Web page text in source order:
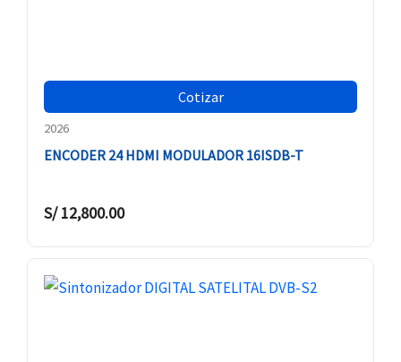
Cotizar
2026
ENCODER 24 HDMI MODULADOR 16ISDB-T
S/12,800.00